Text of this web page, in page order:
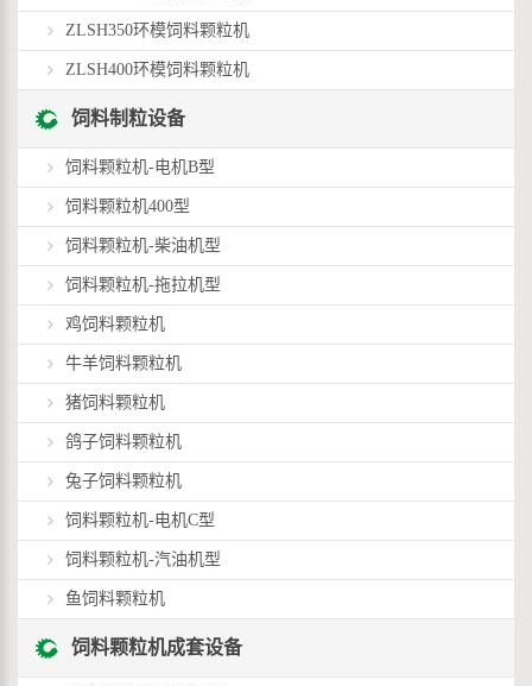
ZLSH350环模饲料颗粒机
ZLSH400环模饲料颗粒机
饲料制粒设备
饲料颗粒机-电机B型
饲料颗粒机400型
饲料颗粒机-柴油机型
饲料颗粒机-拖拉机型
鸡饲料颗粒机
牛羊饲料颗粒机
猪饲料颗粒机
鸽子饲料颗粒机
兔子饲料颗粒机
饲料颗粒机-电机C型
饲料颗粒机-汽油机型
鱼饲料颗粒机
饲料颗粒机成套设备